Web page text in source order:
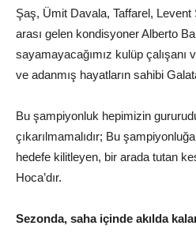
Şaş, Ümit Davala, Taffarel, Levent
arası gelen kondisyoner Alberto
sayamayacağımız kulüp
ve adanmış hayatların sahibi
Bu şampiyonluk hepimizin
çıkarılmamalıdır; Bu
hedefe kilitleyen, bir arada tutan
Hoca’dır.
Sezonda, saha içinde akılda